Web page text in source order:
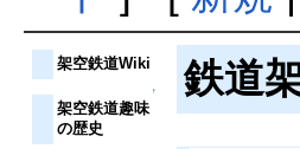
架空鉄道Wiki
↑
架空鉄道趣味
の歴史
鉄道